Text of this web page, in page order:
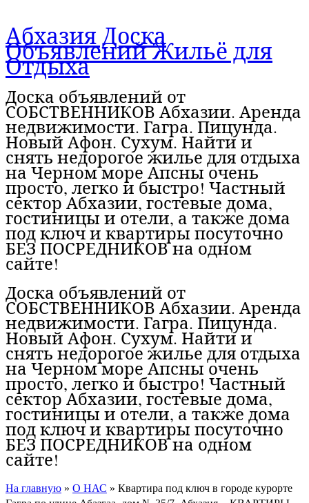
Абхазия Доска
Объявлений Жильё для
Отдыха
Доска объявлений от
СОБСТВЕННИКОВ Абхазии. Аренда
недвижимости. Гагра. Пицунда.
Новый Афон. Сухум. Найти и
снять недорогое жилье для отдыха
на Черном море Апсны очень
просто, легко и быстро! Частный
сектор Абхазии, гостевые дома,
гостиницы и отели, а также дома
под ключ и квартиры посуточно
БЕЗ ПОСРЕДНИКОВ на одном
сайте!
Доска объявлений от
СОБСТВЕННИКОВ Абхазии. Аренда
недвижимости. Гагра. Пицунда.
Новый Афон. Сухум. Найти и
снять недорогое жилье для отдыха
на Черном море Апсны очень
просто, легко и быстро! Частный
сектор Абхазии, гостевые дома,
гостиницы и отели, а также дома
под ключ и квартиры посуточно
БЕЗ ПОСРЕДНИКОВ на одном
сайте!
На главную » О НАС » Квартира под ключ в городе курорте